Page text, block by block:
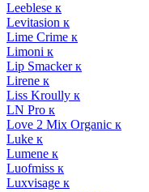
Leeblese к
Levitasion к
Lime Crime к
Limoni к
Lip Smacker к
Lirene к
Liss Kroully к
LN Pro к
Love 2 Mix Organic к
Luke к
Lumene к
Luofmiss к
Luxvisage к